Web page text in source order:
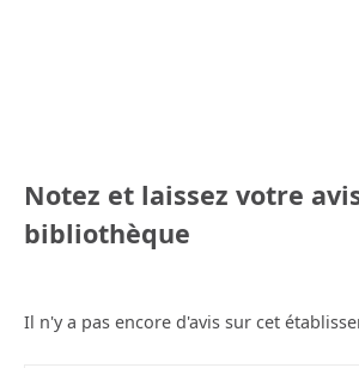
Notez et laissez votre
bibliothèque
Il n'y a pas encore d'avis sur cet